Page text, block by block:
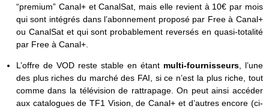
“premium” Canal+ et CanalSat, mais elle revient à 10€ par mois
qui sont intégrés dans l’abonnement proposé par Free à Canal+
ou CanalSat et qui sont probablement reversés en quasi-totalité
par Free à Canal+.
L’offre de VOD reste stable en étant multi-fournisseurs , l’une
des plus riches du marché des FAI, si ce n’est la plus riche, tout
comme dans la télévision de rattrapage. On peut ainsi accéder
aux catalogues de TF1 Vision, de Canal+ et d’autres encore (ci-